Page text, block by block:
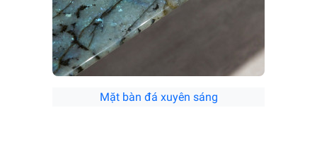
Mặt bàn đá xuyên sáng